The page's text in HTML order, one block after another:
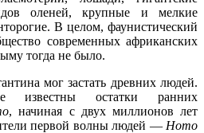
оленей, крупные и мелкие
В целом, фаунистический
современных африканских
тогда не было.
мог застать древних людей.
известны остатки ранних
, начиная с двух миллионов лет
первой волны людей — Homo